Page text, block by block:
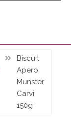
Biscuit
Apero
Munster
Carvi
150g